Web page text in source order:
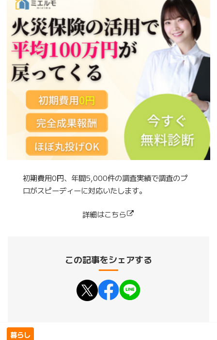
初期費用0円、年間5,000件の調査実績で調査のプ
ロがスピーディーに対応いたします。
詳細はこちら
この記事をシェアする
暮らし